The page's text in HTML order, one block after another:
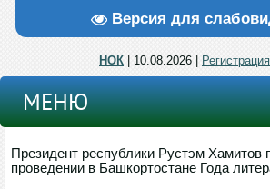
Версия для
НОК | 10.08.2026 | Регистрация
МЕНЮ
Президент республики Рустэм Хамитов
проведении в Башкортостане Года